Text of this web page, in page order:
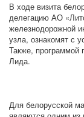
В ходе визита
делегацию АО
железнодорожной
узла, ознакомят с
Также, программой
Лида.
Для белорусской